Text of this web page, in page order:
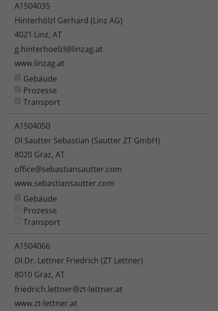
A1504035
Hinterhölzl Gerhard (Linz AG)
4021 Linz, AT
g.hinterhoelzl@linzag.at
www.linzag.at
Gebäude
Prozesse
Transport
A1504050
DI Sautter Sebastian (Sautter ZT GmbH)
8020 Graz, AT
office@sebastiansautter.com
www.sebastiansautter.com
Gebäude
Prozesse
Transport
A1504066
DI Dr. Lettner Friedrich (ZT Lettner)
8010 Graz, AT
friedrich.lettner@zt-lettner.at
www.zt-lettner.at